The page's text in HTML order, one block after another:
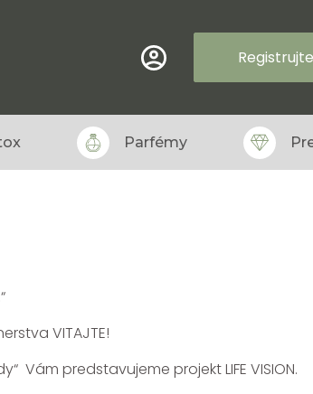
Parfémy
VITAJTE!
Vám predstavujeme projekt LIFE VISION.